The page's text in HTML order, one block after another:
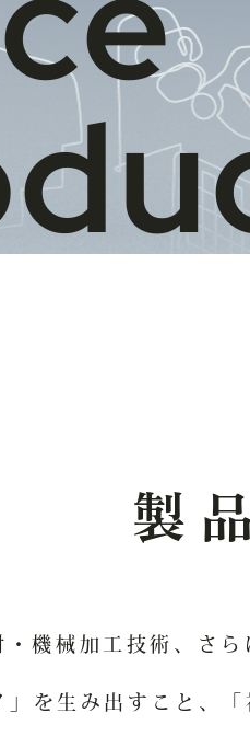
製
機械加工技術、さ
を生み出すこと、